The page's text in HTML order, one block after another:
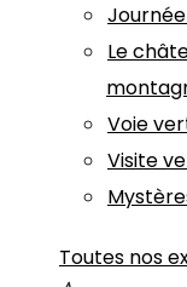
Le
Voie
Visite
Toutes nos